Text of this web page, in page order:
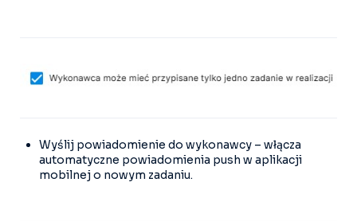
Wyślij powiadomienie do wykonawcy – włącza
automatyczne powiadomienia push w aplikacji
mobilnej o nowym zadaniu.